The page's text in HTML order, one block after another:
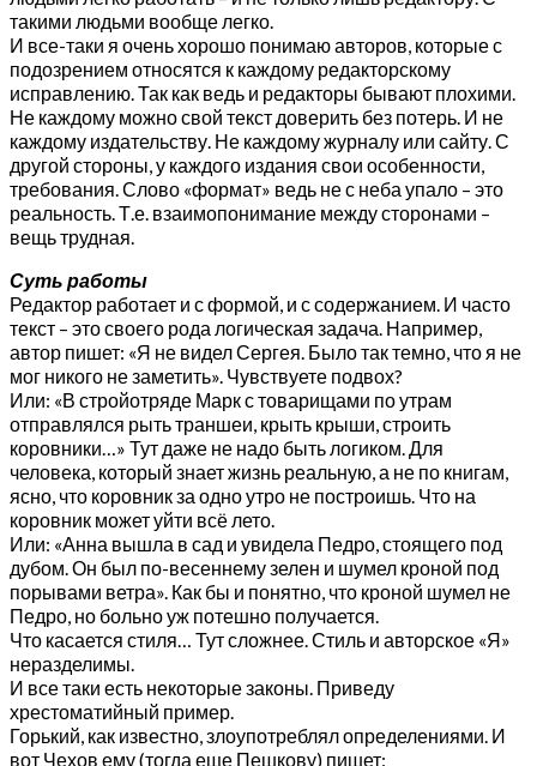
такими людьми вообще легко.
И все-таки я очень хорошо понимаю авторов, которые с
подозрением относятся к каждому редакторскому
исправлению. Так как ведь и редакторы бывают плохими.
Не каждому можно свой текст доверить без потерь. И не
каждому издательству. Не каждому журналу или сайту. С
другой стороны, у каждого издания свои особенности,
требования. Слово «формат» ведь не с неба упало – это
реальность. Т.е. взаимопонимание между сторонами –
вещь трудная.
Суть работы
Редактор работает и с формой, и с содержанием. И часто
текст – это своего рода логическая задача. Например,
автор пишет: «Я не видел Сергея. Было так темно, что я не
мог никого не заметить». Чувствуете подвох?
Или: «В стройотряде Марк с товарищами по утрам
отправлялся рыть траншеи, крыть крыши, строить
коровники…» Тут даже не надо быть логиком. Для
человека, который знает жизнь реальную, а не по книгам,
ясно, что коровник за одно утро не построишь. Что на
коровник может уйти всё лето.
Или: «Анна вышла в сад и увидела Педро, стоящего под
дубом. Он был по-весеннему зелен и шумел кроной под
порывами ветра». Как бы и понятно, что кроной шумел не
Педро, но больно уж потешно получается.
Что касается стиля… Тут сложнее. Стиль и авторское «Я»
неразделимы.
И все таки есть некоторые законы. Приведу
хрестоматийный пример.
Горький, как известно, злоупотреблял определениями. И
вот Чехов ему (тогда еще Пешкову) пишет: